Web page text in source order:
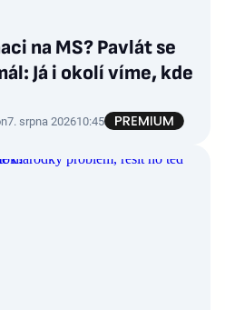
na MS? Pavlát se
Já i okolí víme, kde
7. srpna 202610:45